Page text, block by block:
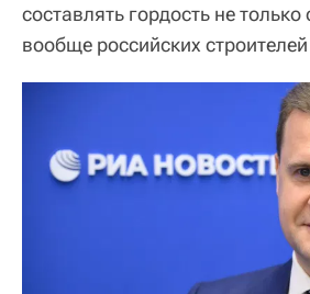
составлять гордость не
вообще российских